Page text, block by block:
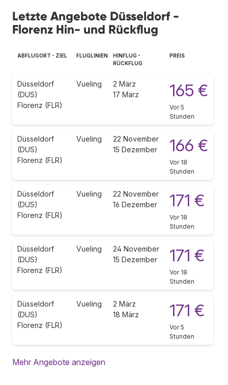
Letzte Angebote Düsseldorf -
Florenz Hin- und Rückflug
ABFLUGORT - ZIEL FLUGLINIEN
HINFLUG -
RÜCKFLUG
PREIS
Düsseldorf
(DUS)
Florenz (FLR)
Vueling
2 März
17 März
165 €
Vor 5
Stunden
Düsseldorf
(DUS)
Florenz (FLR)
Vueling
22 November
15 Dezember
166 €
Vor 18
Stunden
Düsseldorf
(DUS)
Florenz (FLR)
Vueling
22 November
16 Dezember
171 €
Vor 18
Stunden
Düsseldorf
(DUS)
Florenz (FLR)
Vueling
24 November
15 Dezember
171 €
Vor 18
Stunden
Düsseldorf
(DUS)
Florenz (FLR)
Vueling
2 März
18 März
171 €
Vor 5
Stunden
Mehr Angebote anzeigen